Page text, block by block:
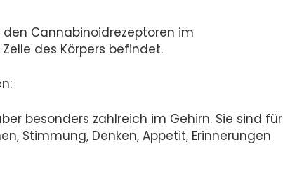
Cannabinoidrezeptoren im
des Körpers befindet.
besonders zahlreich im Gehirn. Sie sind für
Stimmung, Denken, Appetit, Erinnerungen